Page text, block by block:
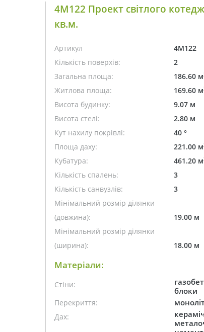
4M122 Проект світлого
кв.м.
Артикул
4M122
Кількість поверхів:
2
Загальна площа:
186.60 м
Житлова площа: 169.60 м
Висота будинку:
9.07 м
Висота стелі:
2.80 м
Кут нахилу покрівлі:
40 °
Площа даху:
221.00 м
Кубатура: 461.20 м
Кількість спалень:
3
Кількість санвузлів:
3
Мінімальний розмір ділянки
(довжина):
19.00 м
Мінімальний розмір ділянки
(ширина):
18.00 м
Матеріали:
Стіни:
блоки
Перекриття:
Дах: